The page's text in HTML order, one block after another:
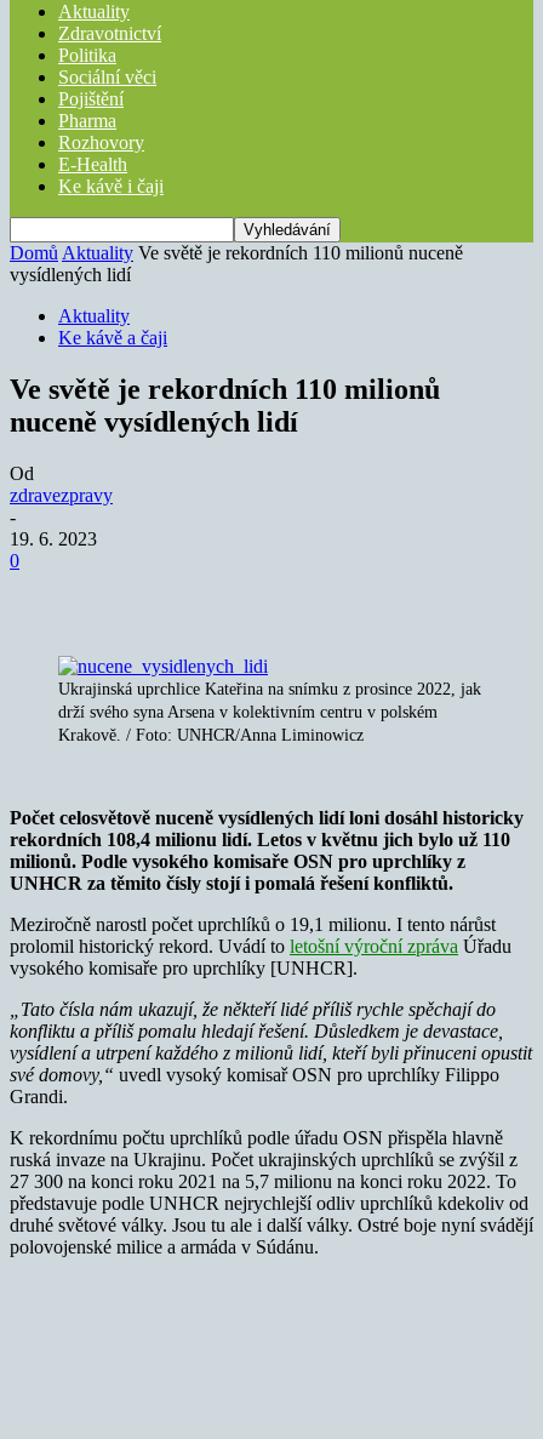
Aktuality
Zdravotnictví
Politika
Sociální věci
Pojištění
Pharma
Rozhovory
E-Health
Ke kávě i čaji
Domů Aktuality Ve světě je rekordních 110 milionů nuceně
vysídlených lidí
Aktuality
Ke kávě a čaji
Ve světě je rekordních 110 milionů
nuceně vysídlených lidí
Od
zdravezpravy
-
19. 6. 2023
0
Ukrajinská uprchlice Kateřina na snímku z prosince 2022, jak
drží svého syna Arsena v kolektivním centru v polském
Krakově. / Foto: UNHCR/Anna Liminowicz
Počet celosvětově nuceně vysídlených lidí loni dosáhl historicky
rekordních 108,4 milionu lidí. Letos v květnu jich bylo už 110
milionů. Podle vysokého komisaře OSN pro uprchlíky z
UNHCR za těmito čísly stojí i pomalá řešení konfliktů.
Meziročně narostl počet uprchlíků o 19,1 milionu. I tento nárůst
prolomil historický rekord. Uvádí to letošní výroční zpráva Úřadu
vysokého komisaře pro uprchlíky [UNHCR].
„Tato čísla nám ukazují, že někteří lidé příliš rychle spěchají do
konfliktu a příliš pomalu hledají řešení. Důsledkem je devastace,
vysídlení a utrpení každého z milionů lidí, kteří byli přinuceni opustit
své domovy,“ uvedl vysoký komisař OSN pro uprchlíky Filippo
Grandi.
K rekordnímu počtu uprchlíků podle úřadu OSN přispěla hlavně
ruská invaze na Ukrajinu. Počet ukrajinských uprchlíků se zvýšil z
27 300 na konci roku 2021 na 5,7 milionu na konci roku 2022. To
představuje podle UNHCR nejrychlejší odliv uprchlíků kdekoliv od
druhé světové války. Jsou tu ale i další války. Ostré boje nyní svádějí
polovojenské milice a armáda v Súdánu.